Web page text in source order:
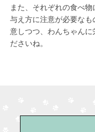
また、それぞれの食べ
与え方に注意が必要な
意しつつ、わんちゃんに
ださいね。